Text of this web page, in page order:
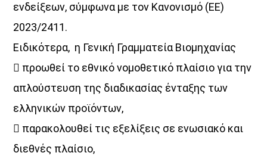
UPCOMING SHOWS
Κοιμάστε με άλλους, ξυπνάτε μαζί μου
07:00
08:30
«Στο βάθος κήπος»
ενδείξεων, σύμφωνα με τον Κανονισμό (ΕΕ)
2023/2411.
Ειδικότερα, η Γενική Γραμματεία Βιομηχανίας
 προωθεί το εθνικό νομοθετικό πλαίσιο για την
απλούστευση της διαδικασίας ένταξης των
ελληνικών προϊόντων,
 παρακολουθεί τις εξελίξεις σε ενωσιακό και
διεθνές πλαίσιο,